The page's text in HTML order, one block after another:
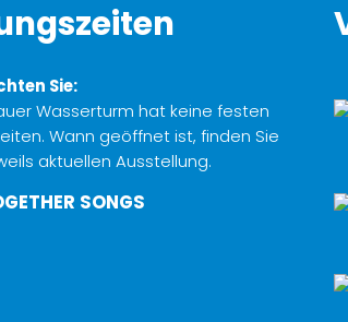
Sie:
Wasserturm hat keine festen
Wann geöffnet ist, finden Sie
aktuellen Ausstellung.
SONGS